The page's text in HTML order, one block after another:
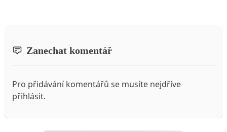
Zanechat komentář
Pro přidávání komentářů se musíte nejdříve
přihlásit.